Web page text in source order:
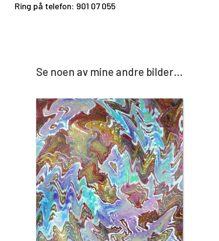
Ring på telefon: 901 07 055
Se noen av mine andre bilder…